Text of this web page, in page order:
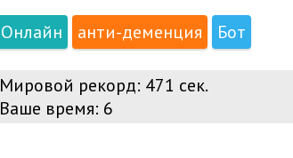
Онлайн анти-деменция Бот
Мировой рекорд: 471 сек.
Ваше время: 7
ОИое...Как курица лапой